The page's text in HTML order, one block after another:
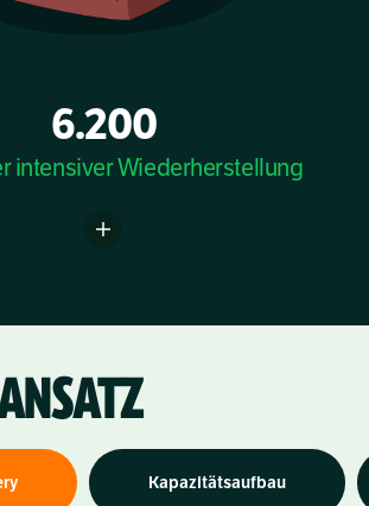
6.200
intensiver Wiederherstellung
Kapazitätsaufbau